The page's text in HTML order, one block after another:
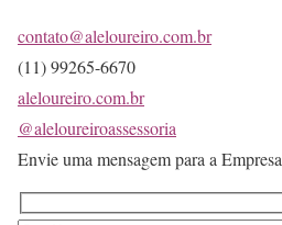
contato@aleloureiro.com.br
(11) 99265-6670
aleloureiro.com.br
@aleloureiroassessoria
Envie uma mensagem para a Empresa